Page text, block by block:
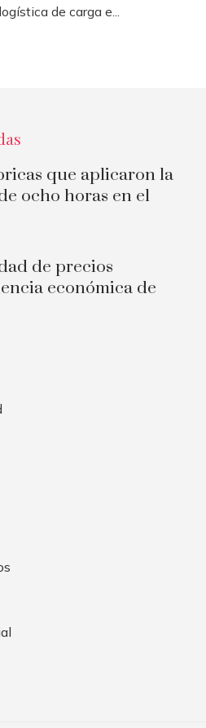
de carga e...
que aplicaron la
ocho horas en el
de precios
económica de